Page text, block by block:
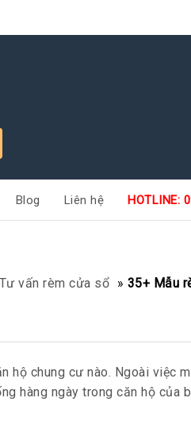
Blog Liên hệ HOTLINE:
Tư vấn rèm cửa sổ » 35+ Mẫu
chung cư nào. Ngoài việc
hàng ngày trong căn hộ của